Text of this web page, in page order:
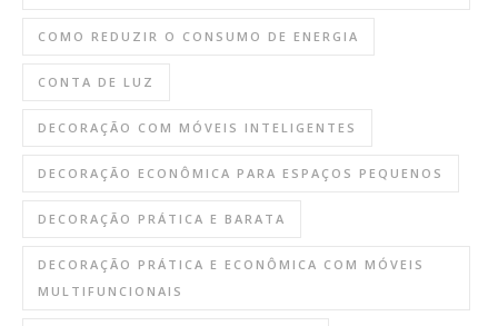
COMO REDUZIR O CONSUMO DE ENERGIA
CONTA DE LUZ
DECORAÇÃO COM MÓVEIS INTELIGENTES
DECORAÇÃO ECONÔMICA PARA ESPAÇOS PEQUENOS
DECORAÇÃO PRÁTICA E BARATA
DECORAÇÃO PRÁTICA E ECONÔMICA COM MÓVEIS
MULTIFUNCIONAIS